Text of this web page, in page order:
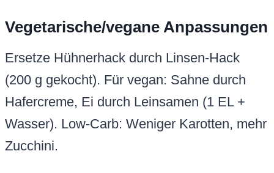
Vegetarische/vegane Anpassungen
Ersetze Hühnerhack durch Linsen-Hack
(200 g gekocht). Für vegan: Sahne durch
Hafercreme, Ei durch Leinsamen (1 EL +
Wasser). Low-Carb: Weniger Karotten, mehr
Zucchini.